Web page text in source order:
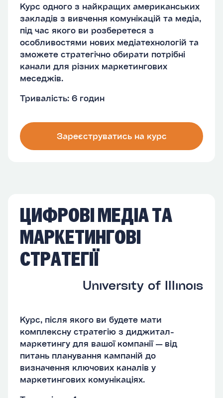
Курс одного з найкращих американських
закладів з вивчення комунікацій та медіа,
під час якого ви розберетеся з
особливостями нових медіатехнологій та
зможете стратегічно обирати потрібні
канали для різних маркетингових
меседжів.
Тривалість: 6 годин
Зареєструватись на курс
ЦИФРОВІ МЕДІА ТА
МАРКЕТИНГОВІ
СТРАТЕГІЇ
University of Illinois
Курс, після якого ви будете мати
комплексну стратегію з диджитал-
маркетингу для вашої компанії — від
питань планування кампаній до
визначення ключових каналів у
маркетингових комунікаціях.